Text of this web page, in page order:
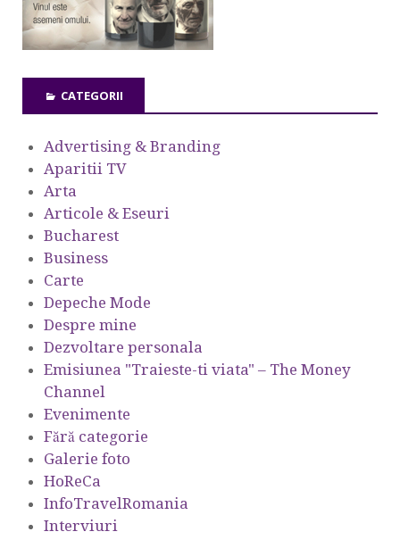
CATEGORII
Advertising & Branding
Aparitii TV
Arta
Articole & Eseuri
Bucharest
Business
Carte
Depeche Mode
Despre mine
Dezvoltare personala
Emisiunea "Traieste-ti viata" – The Money
Channel
Evenimente
Fără categorie
Galerie foto
HoReCa
InfoTravelRomania
Interviuri